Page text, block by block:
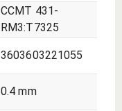
CCMT 431-
RM3:T7325
3603603221055
0.4 mm